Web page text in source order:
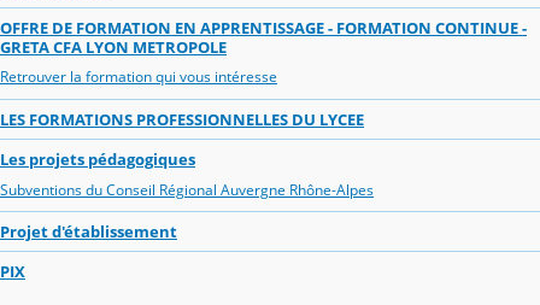
OFFRE DE FORMATION EN APPRENTISSAGE - FORMATION CONTINUE -
GRETA CFA LYON METROPOLE
Retrouver la formation qui vous intéresse
LES FORMATIONS PROFESSIONNELLES DU LYCEE
Les projets pédagogiques
Subventions du Conseil Régional Auvergne Rhône-Alpes
Projet d'établissement
PIX